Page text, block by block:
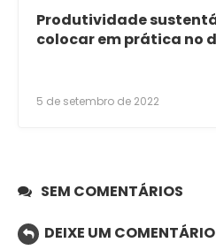
Produtividade
colocar em prática no
5 de setembro de 2022
SEM COMENTÁRIOS
DEIXE UM COMENTÁRIO